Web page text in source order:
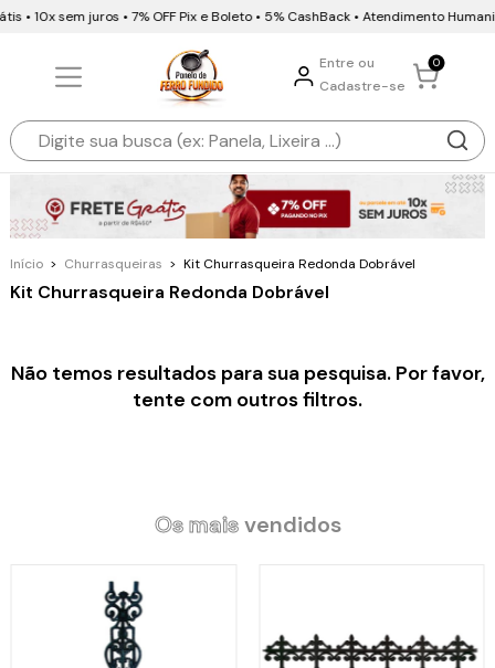
• 10x sem juros • 7% OFF Pix e Boleto • 5% CashBack • Atendimento
Entre ou
Cadastre-se
0
Início > Churrasqueiras > Kit Churrasqueira Redonda Dobrável
Kit Churrasqueira Redonda Dobrável
Não temos resultados para sua pesquisa. Por favor,
tente com outros filtros.
Os maisvendidos